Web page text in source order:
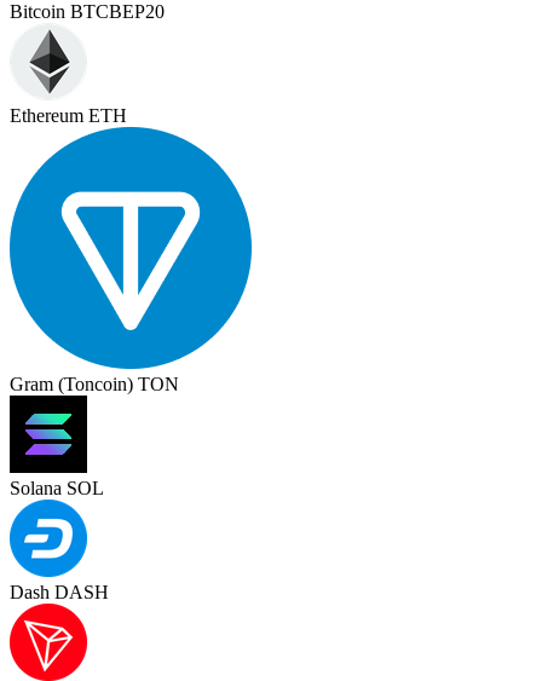
Bitcoin BTCBEP20
Ethereum ETH
Gram (Toncoin) TON
Solana SOL
Dash DASH